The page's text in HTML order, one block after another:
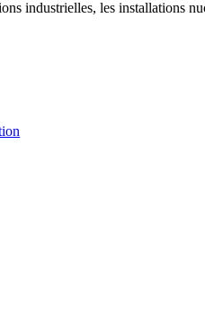
industrielles, les installations